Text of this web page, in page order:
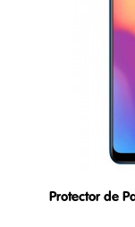
Protector de